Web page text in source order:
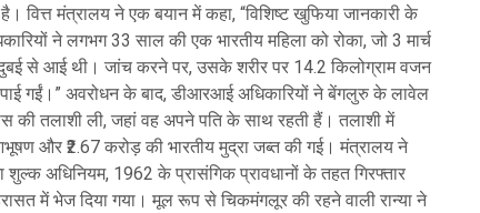
वित्त मंत्रालय ने एक बयान में कहा, “विशिष्ट खुफिया जानकारी के
ने लगभग 33 साल की एक भारतीय महिला को रोका, जो 3 मार्च
से आई थी। जांच करने पर, उसके शरीर पर 14.2 किलोग्राम वजन
गईं।” अवरोधन के बाद, डीआरआई अधिकारियों ने बेंगलुरु के लावेल
की तलाशी ली, जहां वह अपने पति के साथ रहती हैं। तलाशी में
और ₹2.67 करोड़ की भारतीय मुद्रा जब्त की गई। मंत्रालय ने
शुल्क अधिनियम, 1962 के प्रासंगिक प्रावधानों के तहत गिरफ्तार
में भेज दिया गया। मूल रूप से चिकमंगलूर की रहने वाली रान्या ने